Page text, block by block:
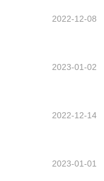
2022-12-08
2023-01-02
2022-12-14
2023-01-01